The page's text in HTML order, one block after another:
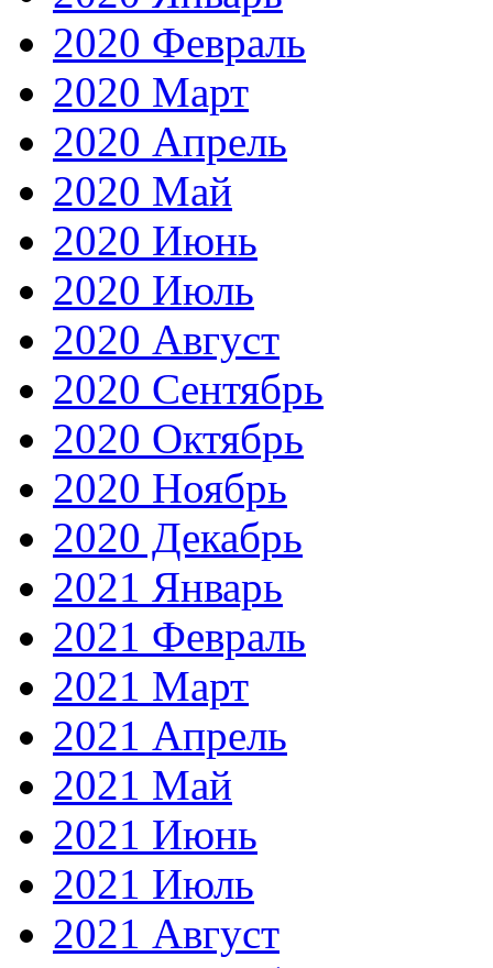
2020 Февраль
2020 Март
2020 Апрель
2020 Май
2020 Июнь
2020 Июль
2020 Август
2020 Сентябрь
2020 Октябрь
2020 Ноябрь
2020 Декабрь
2021 Январь
2021 Февраль
2021 Март
2021 Апрель
2021 Май
2021 Июнь
2021 Июль
2021 Август